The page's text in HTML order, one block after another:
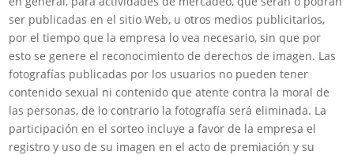
ser publicadas en el sitio Web, u otros medios publicitarios,
por el tiempo que la empresa lo vea necesario, sin que por
esto se genere el reconocimiento de derechos de imagen. Las
fotografías publicadas por los usuarios no pueden tener
contenido sexual ni contenido que atente contra la moral de
las personas, de lo contrario la fotografía será eliminada. La
participación en el sorteo incluye a favor de la empresa el
registro y uso de su imagen en el acto de premiación y su